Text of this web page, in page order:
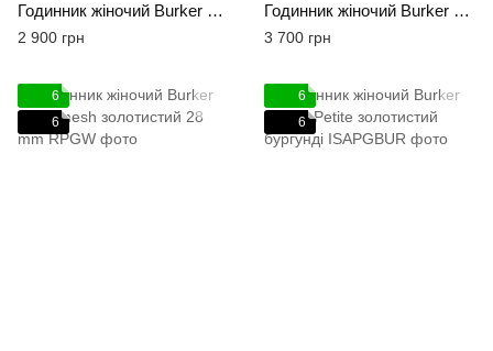
Годинник жіночий Burker Olivia Silver
2 900 грн
Годинник жіночий Burker Diana Petite Gold White
3 700 грн
6
6
6
6